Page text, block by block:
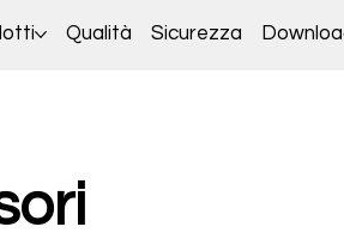
Qualità Sicurezza